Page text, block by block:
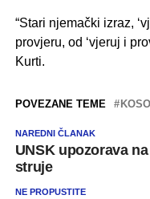
“Stari njemački izraz,
provjeru, od ‘vjeruj i
Kurti.
POVEZANE TEME
NAREDNI ČLANAK
UNSK upozorava
struje
NE PROPUSTITE